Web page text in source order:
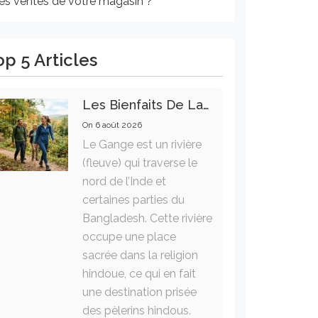
5 Articles
Les Bienfaits De La Marche Sur La Santé Physique Et Mentale
On 6 août 2026
Le Gange est un rivière
(fleuve) qui traverse le
nord de l’Inde et
certaines parties du
Bangladesh. Cette rivière
occupe une place
sacrée dans la religion
hindoue, ce qui en fait
une destination prisée
des pèlerins hindous.